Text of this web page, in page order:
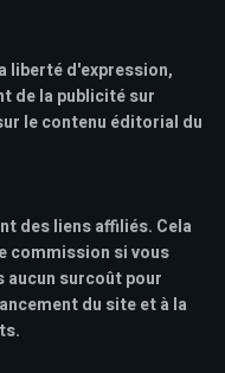
liberté d'expression,
de la publicité sur
le contenu éditorial du
des liens affiliés. Cela
commission si vous
aucun surcoût pour
du site et à la